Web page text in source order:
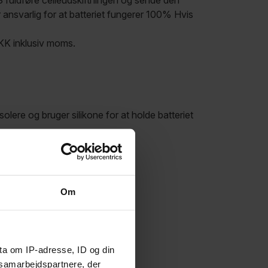
Om
om IP-adresse, ID og din
der
for at batteriet fungerer 100% Hvis
inklusiv moms.
og bruger silikone for at holde batteriet
udskiftet på din ordre.